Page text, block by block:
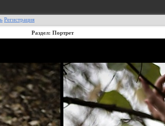
Регистрация
Раздел: Портрет